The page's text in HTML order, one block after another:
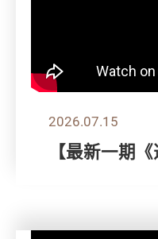
2026.07.15
【最新一期